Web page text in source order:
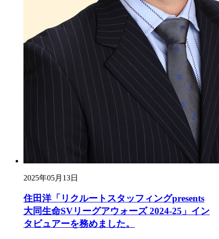
2025年05月13日
住田洋「リクルートスタッフィングpresents
大同生命SVリーグアウォーズ 2024-25」イン
タビュアーを務めました。